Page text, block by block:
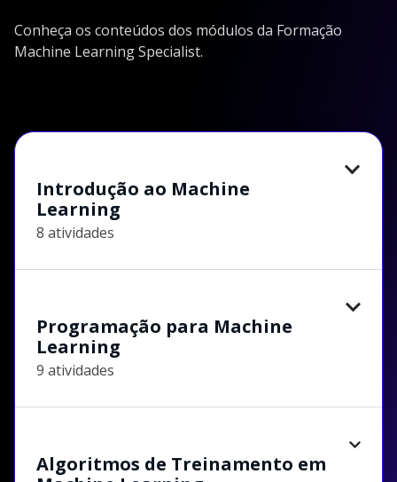
Conheça os conteúdos dos módulos da Formação
Machine Learning Specialist.
Introdução ao Machine
Learning
8 atividades
Programação para Machine
Learning
9 atividades
Algoritmos de Treinamento em